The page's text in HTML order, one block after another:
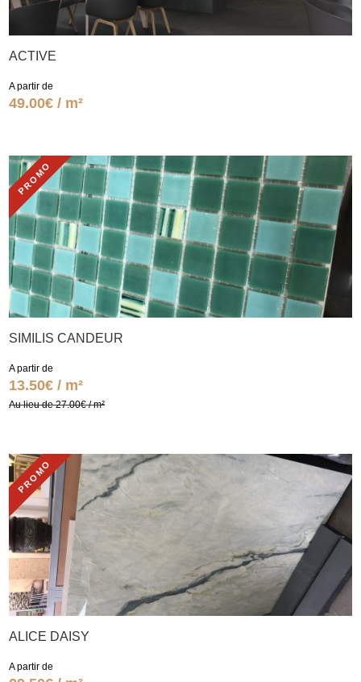
ACTIVE
A partir de
49.00€ / m²
PROMO
SIMILIS CANDEUR
A partir de
13.50€ / m²
Au lieu de 27.00€ / m²
PROMO
ALICE DAISY
A partir de